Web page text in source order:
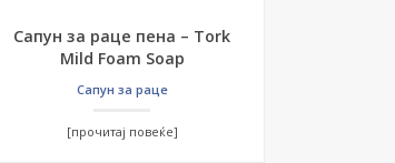
Сапун за раце пена – Tork
Mild Foam Soap
Сапун за раце
[прочитај повеќе]